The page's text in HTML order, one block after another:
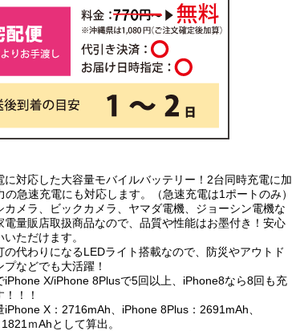
に対応した大容量モバイルバッテリー！2台同時充電に加
の急速充電にも対応します。（急速充電は1ポートのみ）
カメラ、ビックカメラ、ヤマダ電機、ジョーシン電機な
電量販店取扱商品なので、品質や性能はお墨付き！安心
いただけます。
の代わりになるLEDライト搭載なので、防災やアウトド
プなどでも大活躍！
iPhone X/iPhone 8Plusで5回以上、iPhone8なら8回も充
！！
X：2716mAh、iPhone 8Plus：2691mAh、
ｍAhとして算出。